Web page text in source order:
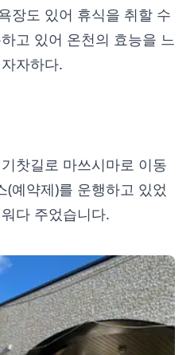
장도 있어 휴식을 취할 수
고 있어 온천의 효능을 느
자하다.
찻길로 마쓰시마로 이동
(예약제)를 운행하고 있었
다 주었습니다.